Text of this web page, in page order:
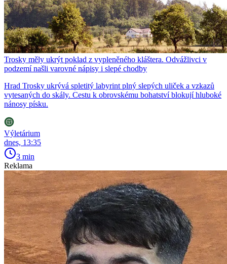
Trosky měly ukrýt poklad z vypleněného kláštera. Odvážlivci v
podzemí našli varovné nápisy i slepé chodby
Hrad Trosky ukrývá spletitý labyrint plný slepých uliček a vzkazů
vytesaných do skály. Cestu k obrovskému bohatství blokují hluboké
nánosy písku.
Výletárium
dnes, 13:35
3 min
Reklama